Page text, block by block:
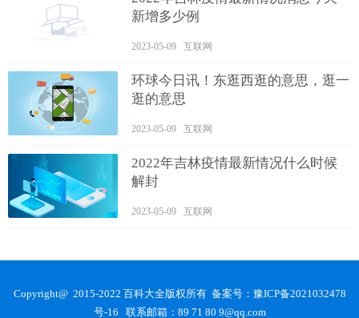
新增多少例
2023-05-09 互联网
环球今日讯！东逛西逛的意思，逛一
逛的意思
2023-05-09 互联网
2022年吉林疫情最新情况什么时候
解封
2023-05-09 互联网
Copyright@ 2015-2022 百科大全版权所有 备案号： 豫ICP备2021032478
号-16 联系邮箱：89 71 80 9@qq.com